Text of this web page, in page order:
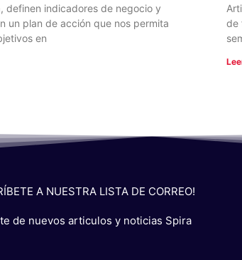
definen indicadores de negocio y
un plan de acción que nos permita
en
de
A NUESTRA LISTA DE CORREO!
de nuevos articulos y noticias Spira